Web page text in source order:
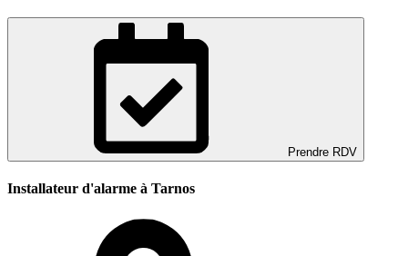
Prendre RDV
Installateur d'alarme à Tarnos